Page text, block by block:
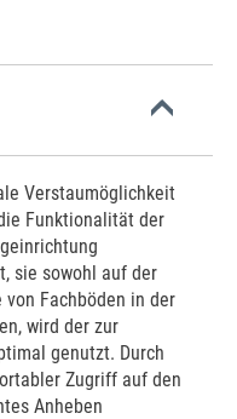
Verstaumöglichkeit
Funktionalität der
sie sowohl auf der
Fachböden in der
wird der zur
genutzt. Durch
Zugriff auf den
Anheben